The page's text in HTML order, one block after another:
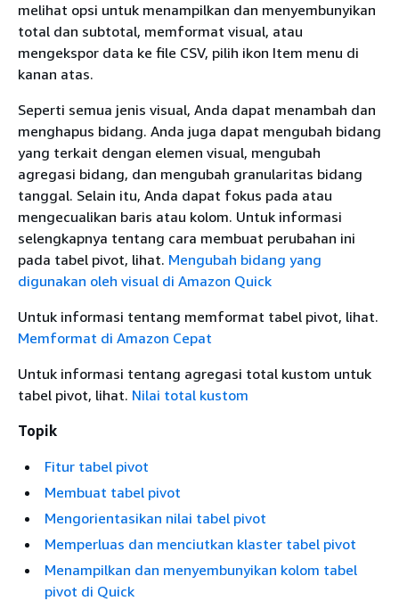
melihat opsi untuk menampilkan dan menyembunyikan
total dan subtotal, memformat visual, atau
mengekspor data ke file CSV, pilih ikon Item menu di
kanan atas.
Seperti semua jenis visual, Anda dapat menambah dan
menghapus bidang. Anda juga dapat mengubah bidang
yang terkait dengan elemen visual, mengubah
agregasi bidang, dan mengubah granularitas bidang
tanggal. Selain itu, Anda dapat fokus pada atau
mengecualikan baris atau kolom. Untuk informasi
selengkapnya tentang cara membuat perubahan ini
pada tabel pivot, lihat. Mengubah bidang yang
digunakan oleh visual di Amazon Quick
Untuk informasi tentang memformat tabel pivot, lihat.
Memformat di Amazon Cepat
Untuk informasi tentang agregasi total kustom untuk
tabel pivot, lihat. Nilai total kustom
Topik
Fitur tabel pivot
Membuat tabel pivot
Mengorientasikan nilai tabel pivot
Memperluas dan menciutkan klaster tabel pivot
Menampilkan dan menyembunyikan kolom tabel
pivot di Quick